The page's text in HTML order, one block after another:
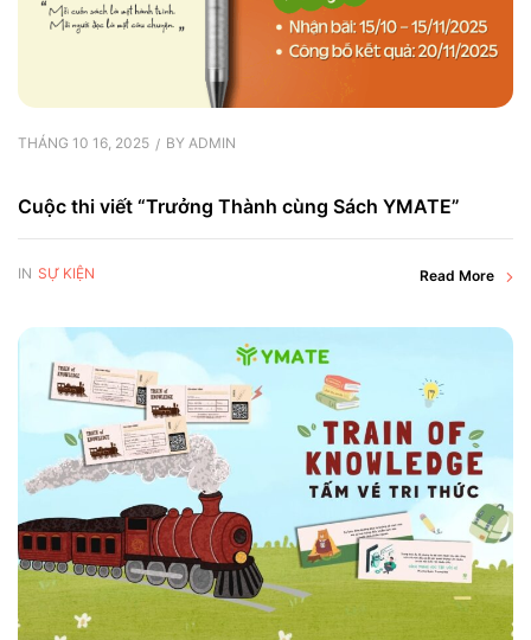
THÁNG 10 16, 2025 BY ADMIN
Cuộc thi viết “Trưởng Thành cùng Sách YMATE”
IN SỰ KIỆN Read More